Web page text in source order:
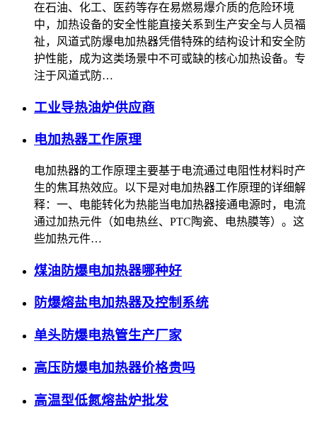
在石油、化工、医药等存在易燃易爆介质的危险环境
中，加热设备的安全性能直接关系到生产安全与人员福
祉，风道式防爆电加热器凭借特殊的结构设计和安全防
护性能，成为这类场景中不可或缺的核心加热设备。专
注于风道式防…
工业导热油炉供应商
电加热器工作原理
电加热器的工作原理主要基于电流通过电阻性材料时产
生的焦耳热效应。以下是对电加热器工作原理的详细解
释：一、电能转化为热能当电加热器接通电源时，电流
通过加热元件（如电热丝、PTC陶瓷、电热膜等）。这
些加热元件…
煤油防爆电加热器哪种好
防爆熔盐电加热器及控制系统
单头防爆电热管生产厂家
高压防爆电加热器价格贵吗
高温型低氮熔盐炉批发